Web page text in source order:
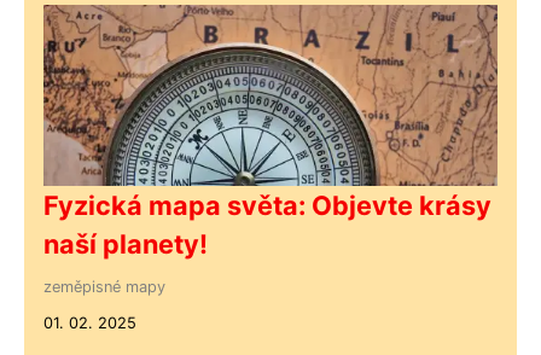
Fyzická mapa světa: Objevte krásy
naší planety!
zeměpisné mapy
01. 02. 2025